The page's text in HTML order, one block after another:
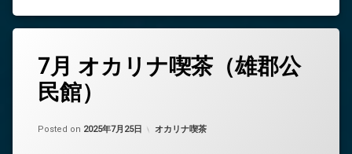
7月 オカリナ喫茶（雄郡公
民館）
Posted on 2025年7月25日
Updated on2025年7月25日
by 中島 昇平
カテゴリー:
オカリナ喫茶